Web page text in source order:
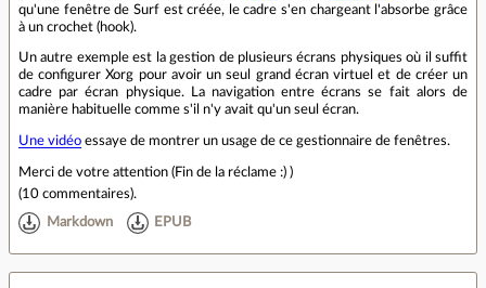
qu'une fenêtre de Surf est créée, le cadre s'en chargeant l'absorbe grâce
à un crochet (hook).
Un autre exemple est la gestion de plusieurs écrans physiques où il suffit
de configurer Xorg pour avoir un seul grand écran virtuel et de créer un
cadre par écran physique. La navigation entre écrans se fait alors de
manière habituelle comme s'il n'y avait qu'un seul écran.
Une vidéo essaye de montrer un usage de ce gestionnaire de fenêtres.
Merci de votre attention (Fin de la réclame :) )
(10 commentaires).
Markdown EPUB